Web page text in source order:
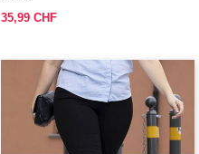
35,99 CHF